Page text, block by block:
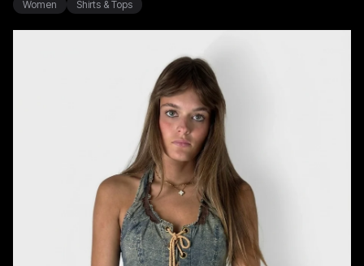
Women Shirts & Tops